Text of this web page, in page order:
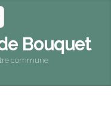
Bouquet
commune